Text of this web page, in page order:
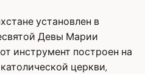
установлен в
Девы Марии
инструмент построен на
церкви,